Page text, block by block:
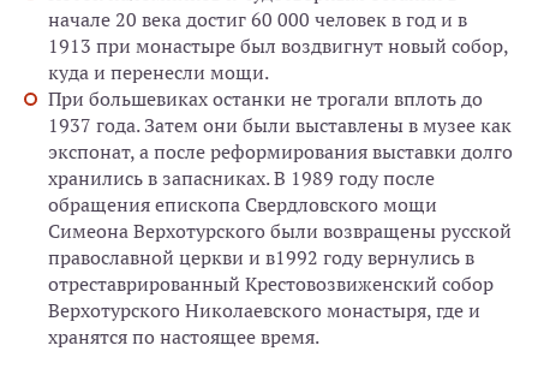
начале 20 века достиг 60 000 человек в год и в
1913 при монастыре был воздвигнут новый собор,
куда и перенесли мощи.
При большевиках останки не трогали вплоть до
1937 года. Затем они были выставлены в музее как
экспонат, а после реформирования выставки долго
хранились в запасниках. В 1989 году после
обращения епископа Свердловского мощи
Симеона Верхотурского были возвращены русской
православной церкви и в1992 году вернулись в
отреставрированный Крестовозвиженский собор
Верхотурского Николаевского монастыря, где и
хранятся по настоящее время.